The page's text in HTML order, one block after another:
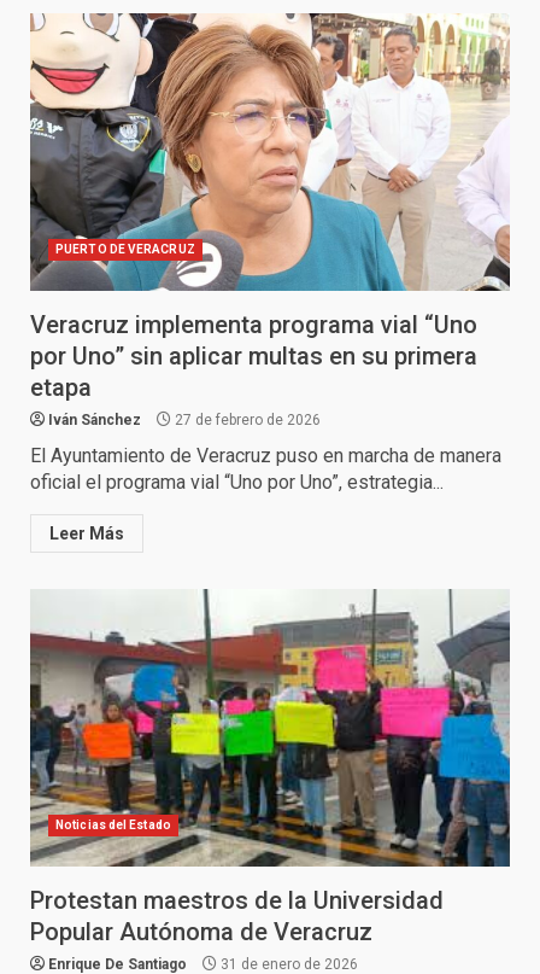
PUERTO DE VERACRUZ
Veracruz implementa programa vial “Uno
por Uno” sin aplicar multas en su primera
etapa
Iván Sánchez 27 de febrero de 2026
El Ayuntamiento de Veracruz puso en marcha de manera
oficial el programa vial “Uno por Uno”, estrategia...
Leer Más
Noticias del Estado
Protestan maestros de la Universidad
Popular Autónoma de Veracruz
Enrique De Santiago 31 de enero de 2026